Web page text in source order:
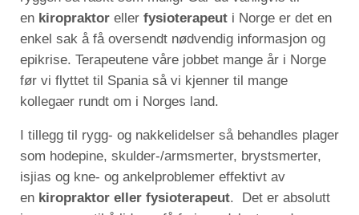
en kiropraktor eller fysioterapeut i Norge er det en
enkel sak å få oversendt nødvendig informasjon og
epikrise. Terapeutene våre jobbet mange år i Norge
før vi flyttet til Spania så vi kjenner til mange
kollegaer rundt om i Norges land.
I tillegg til rygg- og nakkelidelser så behandles plager
som hodepine, skulder-/armsmerter, brystsmerter,
isjias og kne- og ankelproblemer effektivt av
en kiropraktor eller fysioterapeut. Det er absolutt